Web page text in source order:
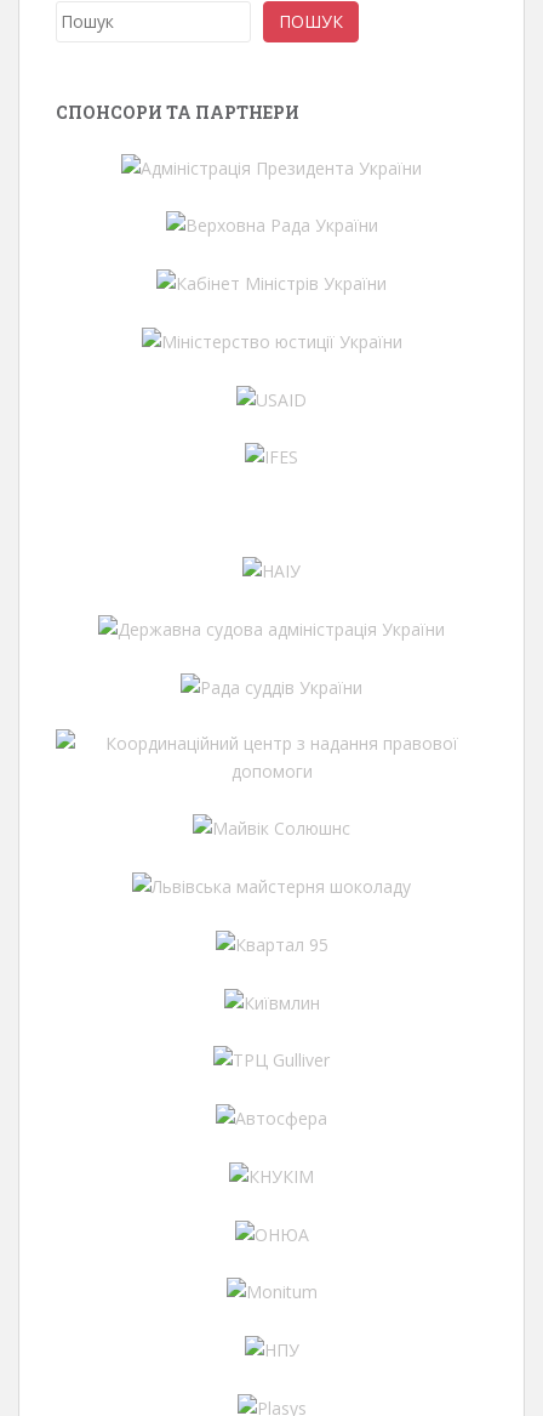
Пошук ПОШУК
СПОНСОРИ ТА ПАРТНЕРИ